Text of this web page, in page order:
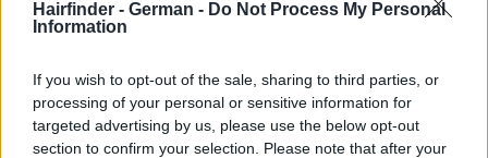
Hairfinder - German - Do Not Process My Personal
Information
If you wish to opt-out of the sale, sharing to third parties, or
processing of your personal or sensitive information for
targeted advertising by us, please use the below opt-out
section to confirm your selection. Please note that after your
Siehe auch: Noch mehr Fragen zu Haarausfall